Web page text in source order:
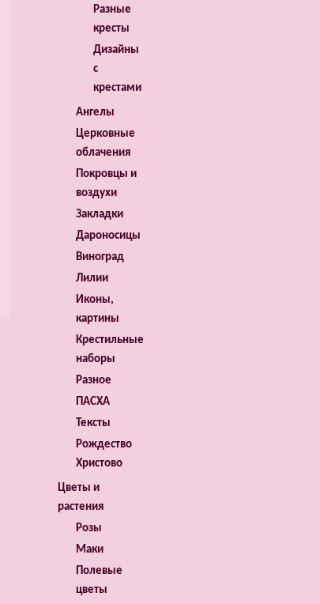
Разные
кресты
Дизайны
с
крестами
Ангелы
Церковные
облачения
Покровцы и
воздухи
Закладки
Дароносицы
Виноград
Лилии
Иконы,
картины
Крестильные
наборы
Разное
ПАСХА
Тексты
Рождество
Христово
Цветы и
растения
Розы
Маки
Полевые
цветы